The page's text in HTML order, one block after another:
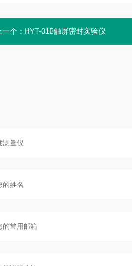
一个： HYT-01B触屏密封实验仪